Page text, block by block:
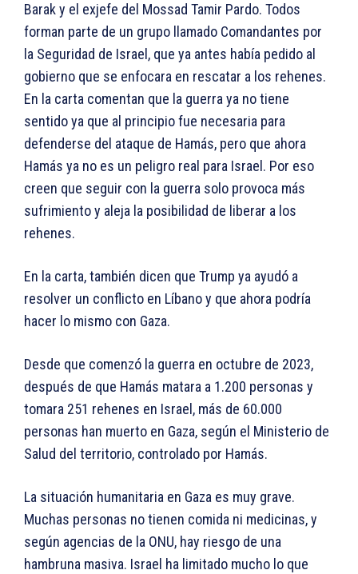
Barak y el exjefe del Mossad Tamir Pardo. Todos
forman parte de un grupo llamado Comandantes por
la Seguridad de Israel, que ya antes había pedido al
gobierno que se enfocara en rescatar a los rehenes.
En la carta comentan que la guerra ya no tiene
sentido ya que al principio fue necesaria para
defenderse del ataque de Hamás, pero que ahora
Hamás ya no es un peligro real para Israel. Por eso
creen que seguir con la guerra solo provoca más
sufrimiento y aleja la posibilidad de liberar a los
rehenes.
En la carta, también dicen que Trump ya ayudó a
resolver un conflicto en Líbano y que ahora podría
hacer lo mismo con Gaza.
Desde que comenzó la guerra en octubre de 2023,
después de que Hamás matara a 1.200 personas y
tomara 251 rehenes en Israel, más de 60.000
personas han muerto en Gaza, según el Ministerio de
Salud del territorio, controlado por Hamás.
La situación humanitaria en Gaza es muy grave.
Muchas personas no tienen comida ni medicinas, y
según agencias de la ONU, hay riesgo de una
hambruna masiva. Israel ha limitado mucho lo que